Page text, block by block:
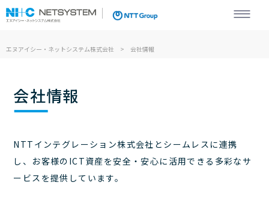
エヌアイシー・ネットシステム株式会社
エヌアイシー・ネットシステム株式会社 会社情報
会社情報
NTTインテグレーション株式会社とシームレスに連携
し、 お客様のICT資産を安全・安心に活用できる多彩なサ
ービスを提供しています。